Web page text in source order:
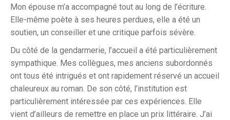
Mon épouse m’a accompagné tout au long de l’écriture.
Elle-même poète à ses heures perdues, elle a été un
soutien, un conseiller et une critique parfois sévère.
Du côté de la gendarmerie, l’accueil a été particulièrement
sympathique. Mes collègues, mes anciens subordonnés
ont tous été intrigués et ont rapidement réservé un accueil
chaleureux au roman. De son côté, l’institution est
particulièrement intéressée par ces expériences. Elle
vient d’ailleurs de remettre en place un prix littéraire. J’ai